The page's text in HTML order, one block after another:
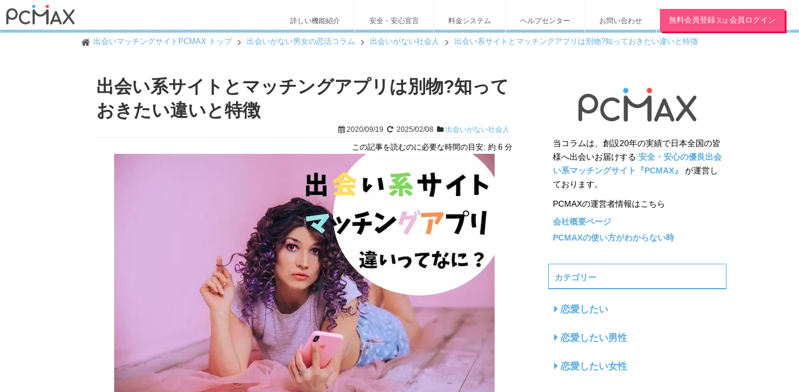
詳しい機能紹介 安全・安心宣言 料金システム ヘルプセンター お問い合わせ 無料会員登録 又は 会員ログイン
出会いマッチングサイトPCMAX トップ 出会いがない男女の恋活コラム 出会いがない社会人 出会い系サイトとマッチングアプリは別物?知っておきたい違いと特徴
出会い系サイトとマッチングアプリは別物?知って
おきたい違いと特徴
2020/09/19 2025/02/08 出会いがない社会人
この記事を読むのに必要な時間の目安: 約 6 分
当コラムは、創設20年の実績で日本全国の皆
様へ出会いお届けする 安全・安心の優良出会
い系マッチングサイト『PCMAX』
が運営し
ております。
PCMAXの運営者情報はこちら
会社概要ページ
PCMAXの使い方がわからない時
カテゴリー
恋愛したい
恋愛したい男性
恋愛したい女性